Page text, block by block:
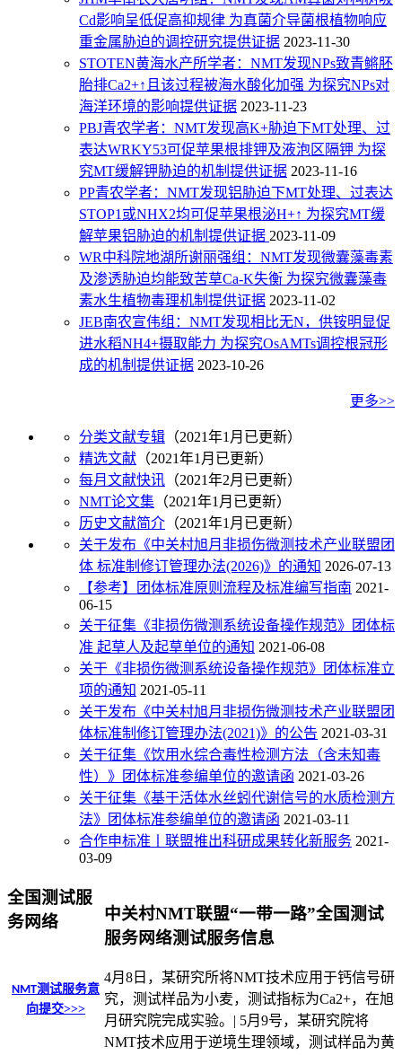
Cd影响呈低促高抑规律 为真菌介导菌根植物响应
重金属胁迫的调控研究提供证据 2023-11-30
STOTEN黄海水产所学者：NMT发现NPs致青鳉胚
胎排Ca2+↑且该过程被海水酸化加强 为探究NPs对
海洋环境的影响提供证据 2023-11-23
PBJ青农学者：NMT发现高K+胁迫下MT处理、过
表达WRKY53可促苹果根排钾及液泡区隔钾 为探
究MT缓解钾胁迫的机制提供证据 2023-11-16
PP青农学者：NMT发现铝胁迫下MT处理、过表达
STOP1或NHX2均可促苹果根泌H+↑ 为探究MT缓
解苹果铝胁迫的机制提供证据 2023-11-09
WR中科院地湖所谢丽强组：NMT发现微囊藻毒素
及渗透胁迫均能致苦草Ca-K失衡 为探究微囊藻毒
素水生植物毒理机制提供证据 2023-11-02
JEB南农宣伟组：NMT发现相比无N，供铵明显促
进水稻NH4+摄取能力 为探究OsAMTs调控根冠形
成的机制提供证据 2023-10-26
更多>>
分类文献专辑 （2021年1月已更新）
精选文献 （2021年1月已更新）
每月文献快讯 （2021年2月已更新）
NMT论文集 （2021年1月已更新）
历史文献简介 （2021年1月已更新）
关于发布《中关村旭月非损伤微测技术产业联盟团
体 标准制修订管理办法(2026)》的通知 2026-07-13
【参考】团体标准原则流程及标准编写指南 2021-
06-15
关于征集《非损伤微测系统设备操作规范》团体标
准 起草人及起草单位的通知 2021-06-08
关于《非损伤微测系统设备操作规范》团体标准立
项的通知 2021-05-11
关于发布《中关村旭月非损伤微测技术产业联盟团
体标准制修订管理办法(2021)》的公告 2021-03-31
关于征集《饮用水综合毒性检测方法（含未知毒
性）》团体标准参编单位的邀请函 2021-03-26
关于征集《基于活体水丝蚓代谢信号的水质检测方
法》团体标准参编单位的邀请函 2021-03-11
合作申标准丨联盟推出科研成果转化新服务 2021-
03-09
中关村NMT联盟“一带一路”全国测试
服务网络测试服务信息
4月8日，某研究所将NMT技术应用于钙信号研
究，测试样品为小麦，测试指标为Ca2+，在旭
月研究院完成实验。| 5月9号，某研究院将
NMT技术应用于逆境生理领域，测试样品为黄
全国测试服
务网络
NMT测试服务意
向提交>>>